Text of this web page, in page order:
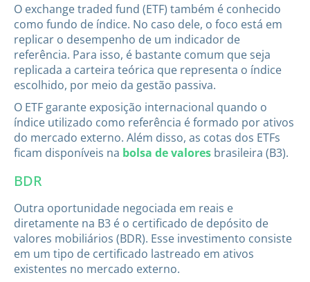
O exchange traded fund (ETF) também é conhecido
como fundo de índice. No caso dele, o foco está em
replicar o desempenho de um indicador de
referência. Para isso, é bastante comum que seja
replicada a carteira teórica que representa o índice
escolhido, por meio da gestão passiva.
O ETF garante exposição internacional quando o
índice utilizado como referência é formado por ativos
do mercado externo. Além disso, as cotas dos ETFs
ficam disponíveis na bolsa de valores brasileira (B3).
BDR
Outra oportunidade negociada em reais e
diretamente na B3 é o certificado de depósito de
valores mobiliários (BDR). Esse investimento consiste
em um tipo de certificado lastreado em ativos
existentes no mercado externo.